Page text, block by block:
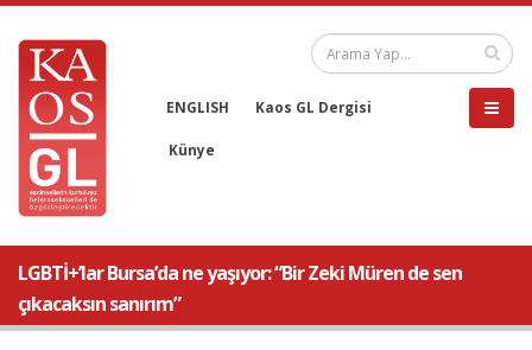
ENGLISH Kaos GL Dergisi
Künye
LGBTİ+’lar Bursa’da ne yaşıyor: “Bir Zeki Müren de sen
çıkacaksın sanırım”